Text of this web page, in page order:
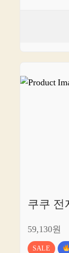
쿠쿠 전
59,130원
SALE